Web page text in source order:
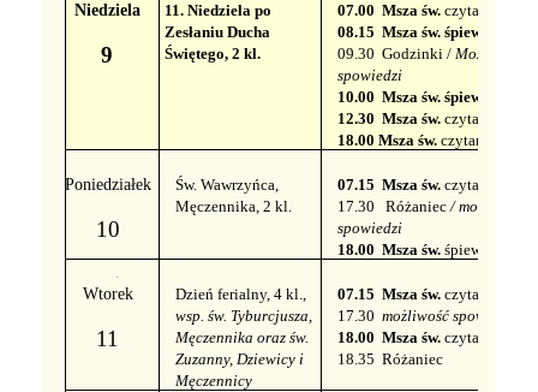
Niedziela
9
11. Niedziela po
Zesłaniu Ducha
Świętego, 2 kl.
07.00 ​​ Msza św. czytana
08.15 ​​ Msza św. śpiewana
09.30 Godzinki / Możliwość
spowiedzi
10.00 ​​ Msza św. śpiewana
12.30 ​​ Msza św. czytana
18.00 Msza św. czytana
Poniedziałek
10
Św. Wawrzyńca,
Męczennika, 2 kl.
07.15 ​​ Msza św. czytana
17.30
Różaniec/ możliwość
spowiedzi
18.00 ​​ Msza św. śpiewana
Wtorek
11
Dzień ferialny, 4 kl.,
wsp. św. Tyburcjusza,
Męczennika oraz św.
Zuzanny, Dziewicy i
Męczennicy
07.15 ​​ Msza św. czytana
17.30 możliwość spowiedzi
18.00 ​​ Msza św. czytana
18.35 ​​ Różaniec